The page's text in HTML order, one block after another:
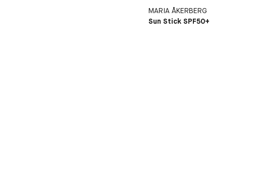
MARIA ÅKERBERG
Sun Stick SPF50+